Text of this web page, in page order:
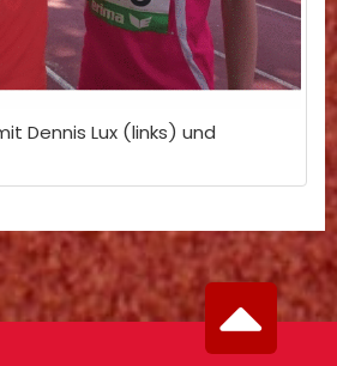
Dennis Lux (links) und